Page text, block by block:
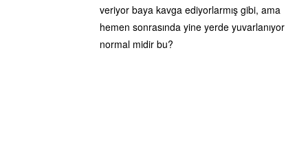
veriyor baya kavga ediyorlarmış gibi, ama
hemen sonrasında yine yerde yuvarlanıyor
normal midir bu?